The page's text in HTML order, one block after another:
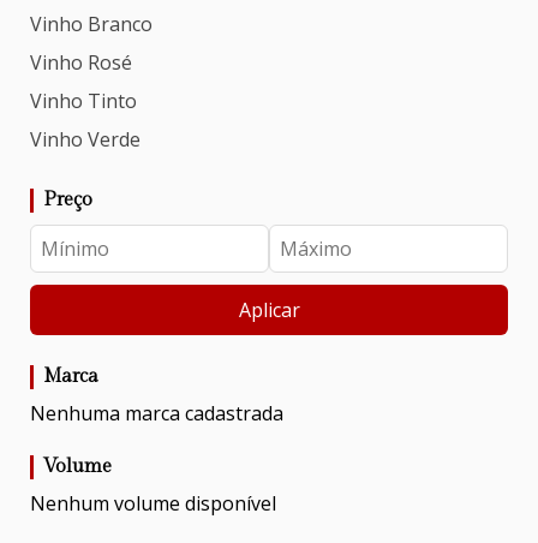
Vinho Branco
Vinho Rosé
Vinho Tinto
Vinho Verde
Preço
Aplicar
Marca
Nenhuma marca cadastrada
Volume
Nenhum volume disponível